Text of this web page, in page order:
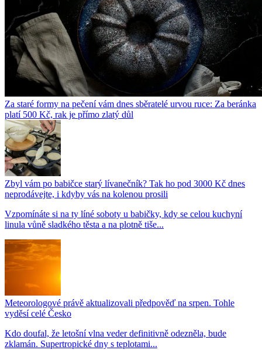
Za staré formy na pečení vám dnes sběratelé urvou ruce: Za beránka
platí 500 Kč, rak je přímo zlatý důl
Zbyl vám po babičce starý lívanečník? Tak ho pod 3000 Kč dnes
neprodávejte, i kdyby vás na kolenou prosili
Vzpomínáte si na ty líné soboty u babičky, kdy se celou kuchyní
linula vůně sladkého těsta a na plotně tiše...
Meteorologové právě aktualizovali předpověď na srpen. Tohle
vyděsí celé Česko
Kdo doufal, že letošní vlna veder definitivně odezněla, bude
zklamán. Supertropické dny s teplotami...